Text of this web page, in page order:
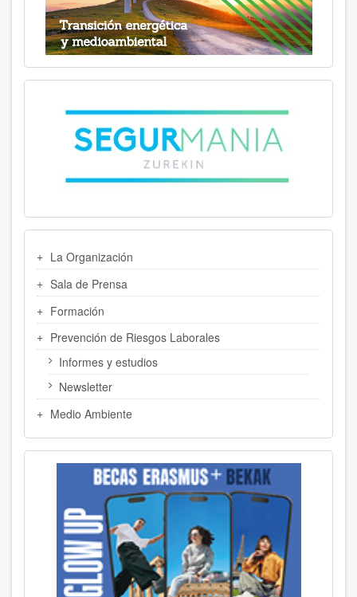
LATERAL
La Organización
Sala de Prensa
Formación
Prevención de Riesgos Laborales
Informes y estudios
Newsletter
Medio Ambiente